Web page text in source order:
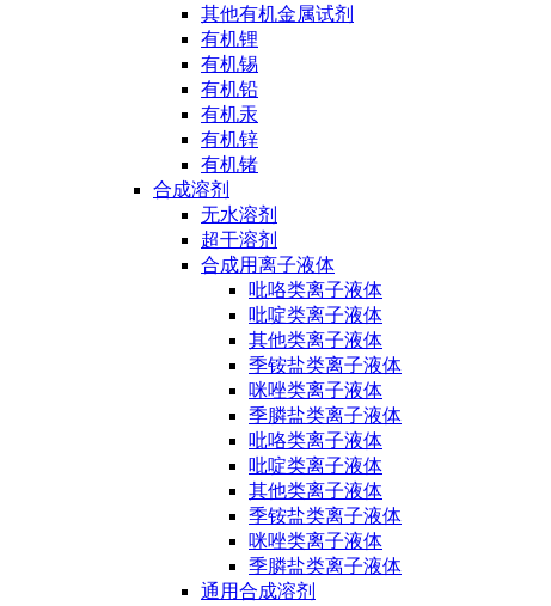
其他有机金属试剂
有机锂
有机锡
有机铅
有机汞
有机锌
有机锗
合成溶剂
无水溶剂
超干溶剂
合成用离子液体
吡咯类离子液体
吡啶类离子液体
其他类离子液体
季铵盐类离子液体
咪唑类离子液体
季膦盐类离子液体
吡咯类离子液体
吡啶类离子液体
其他类离子液体
季铵盐类离子液体
咪唑类离子液体
季膦盐类离子液体
通用合成溶剂